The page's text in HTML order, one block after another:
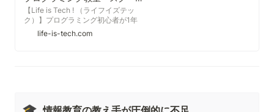
【Life is Tech ! （ライフイズテッ
ク）】プログラミング初心者が1年
間で実力者になれる中学生・高校生
のためのIT・プログラミングスクー
べます。
life-is-tech.com